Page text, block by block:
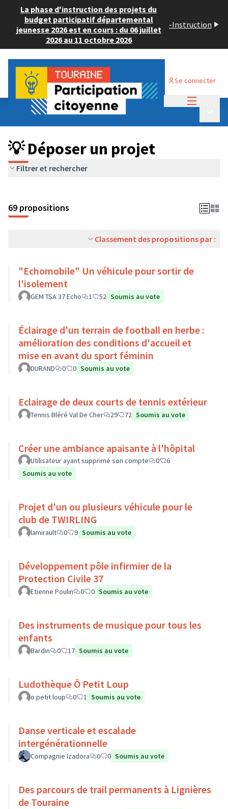
La phase d'instruction des projets du
budget participatif départemental
jeunesse 2026 est en cours : du 06 juillet
2026 au 11 octobre 2026
-Instruction
Se connecter
Budget Participatif ADULTE 2024
💡 Déposer un projet
💡 Déposer un projet
Filtrer et rechercher
69 propositions
Classement des propositions par :
"Echomobile" Un véhicule pour sortir de
l'isolement
GEM TSA 37 Echo 1 52 Soumis au vote
Éclairage d'un terrain de football en herbe :
amélioration des conditions d'accueil et
mise en avant du sport féminin
DURAND 0 0 Soumis au vote
Eclairage de deux courts de tennis extérieur
Tennis Bléré Val De Cher 29 72 Soumis au vote
Créer une ambiance apaisante à l'hôpital
Utilisateur ayant supprimé son compte 0
6
Soumis au vote
Projet d'un ou plusieurs véhicule pour le
club de TWIRLING
lamirault 0 9 Soumis au vote
Développement pôle infirmier de la
Protection Civile 37
Etienne Poulin 0 0 Soumis au vote
Des instruments de musique pour tous les
enfants
Bardin 0 17 Soumis au vote
Ludothèque Ô Petit Loup
o petit loup 0 1 Soumis au vote
Danse verticale et escalade
intergénérationnelle
Compagnie Izadora 0 0 Soumis au vote
Des parcours de trail permanents à Lignières
de Touraine